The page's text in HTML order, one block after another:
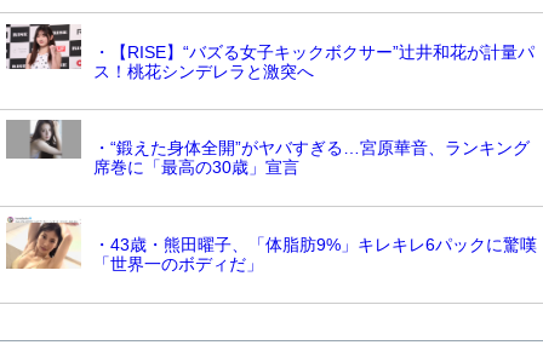
・【RISE】“バズる女子キックボクサー”辻井和花が計量パ
ス！桃花シンデレラと激突へ
・“鍛えた身体全開”がヤバすぎる…宮原華音、ランキング
席巻に「最高の30歳」宣言
・43歳・熊田曜子、「体脂肪9%」キレキレ6パックに驚嘆
「世界一のボディだ」